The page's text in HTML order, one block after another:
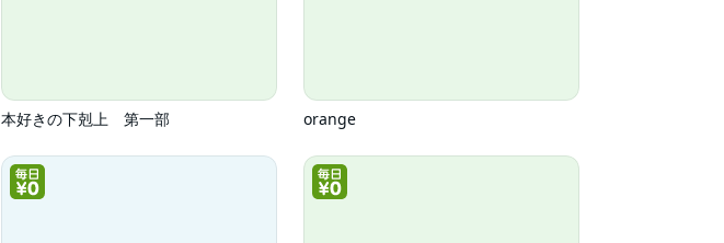
本好きの下剋上 第一部 orange